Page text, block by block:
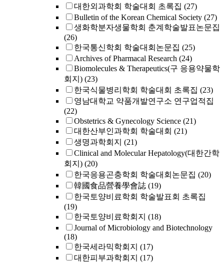
대한외과학회 학술대회 초록집 (27)
Bulletin of the Korean Chemical Society (27)
생화학분자생물학회 춘계학술발표논문집
(26)
한국통신학회 학술대회논문집 (25)
Archives of Pharmacal Research (24)
Biomolecules & Therapeutics(구 응용약물학
회지) (23)
한국식물병리학회 학술대회 초록집 (23)
영남대학교 약품개발연구소 연구업적집
(22)
Obstetrics & Gynecology Science (21)
대한산부인과학회 학술대회 (21)
생명과학회지 (21)
Clinical and Molecular Hepatology(대한간학
회지) (20)
한국응용곤충학회 학술대회논문집 (20)
韓國食品營養學會誌 (19)
한국토양비료학회 학술발표회 초록집
(19)
한국토양비료학회지 (18)
Journal of Microbiology and Biotechnology
(18)
한국세라믹학회지 (17)
대한피부과학회지 (17)